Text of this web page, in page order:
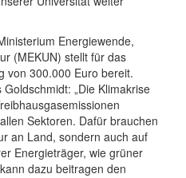
Energiewende,
(MEKUN) stellt für das
von 300.000 Euro bereit.
„Die Klimakrise
Sektoren. Dafür brauchen
an Land, sondern auch auf
Energieträger, wie grüner
dazu beitragen den